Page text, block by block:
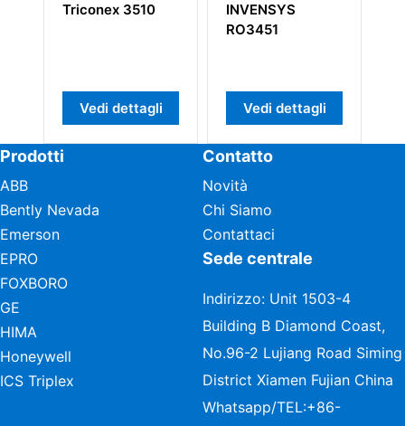
Triconex 3510
Vedi dettagli
INVENSYS
Vedi dettagli
Prodotti
ABB
Bently Nevada
Emerson
EPRO
FOXBORO
GE
HIMA
Honeywell
ICS Triplex
Contatto
Novità
Chi Siamo
Contattaci
Sede centrale
Indirizzo: Unit 1503-4
Building B Diamond Coast,
No.96-2 Lujiang Road Siming
District Xiamen Fujian China
Whatsapp/TEL:+86-